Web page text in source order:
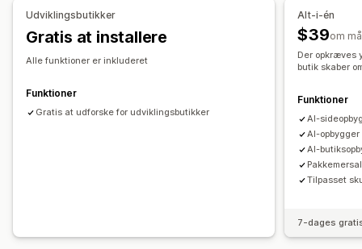
Administration af sider
Sider med kladder
Globale sektioner
Globale stile Tilpassede skrifttyper
Tilpasset kode
SEO
Analyser
Udviklingsbutikker
Gratis at installere
Alle funktioner er inkluderet
Funktioner
Gratis at udforske for udviklingsbutikker
Alt-i-én
$39om
Der opkræves
butik skaber
Funktioner
AI-
AI-
AI-
Tilpasset
7-dages